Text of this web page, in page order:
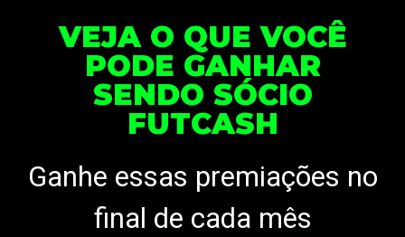
VEJA O QUE VOCÊ
PODE GANHAR
SENDO SÓCIO
FUTCASH
Ganhe essas premiações no
final de cada mês